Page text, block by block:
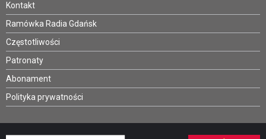
Kontakt
Ramówka Radia Gdańsk
Częstotliwości
Patronaty
Abonament
Polityka prywatności